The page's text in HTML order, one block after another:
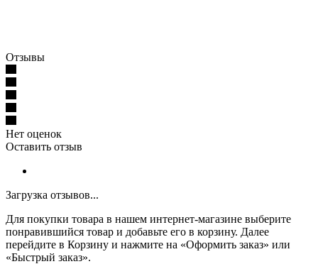
Отзывы
Нет оценок
Оставить отзыв
Загрузка отзывов...
Для покупки товара в нашем интернет-магазине выберите
понравившийся товар и добавьте его в корзину. Далее
перейдите в Корзину и нажмите на «Оформить заказ» или
«Быстрый заказ».